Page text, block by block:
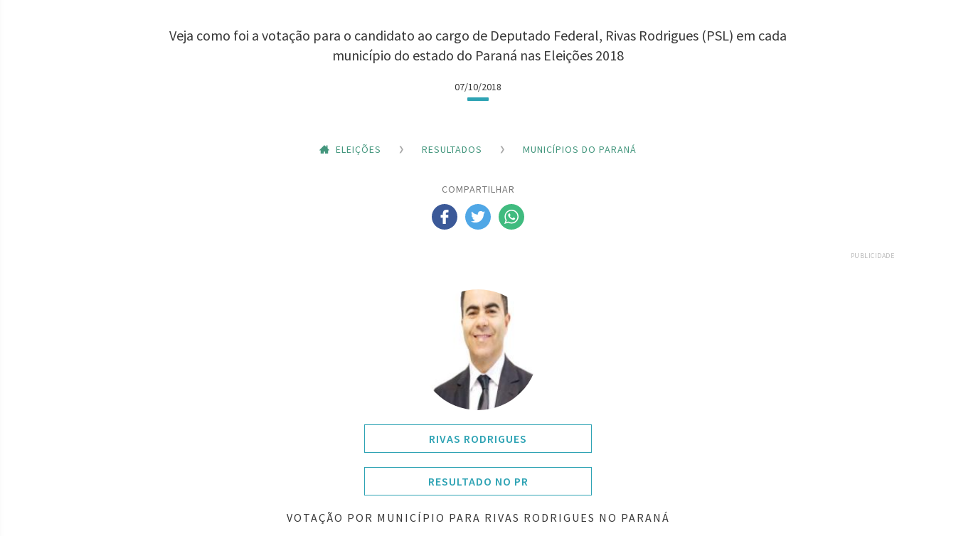
Veja como foi a votação para o candidato ao cargo de Deputado Federal, Rivas Rodrigues (PSL) em cada
município do estado do Paraná nas Eleições 2018
07/10/2018
ELEIÇÕES RESULTADOS MUNICÍPIOS DO PARANÁ
COMPARTILHAR
PUBLICIDADE
RIVAS RODRIGUES
RESULTADO NO PR
VOTAÇÃO POR MUNICÍPIO PARA RIVAS RODRIGUES NO PARANÁ